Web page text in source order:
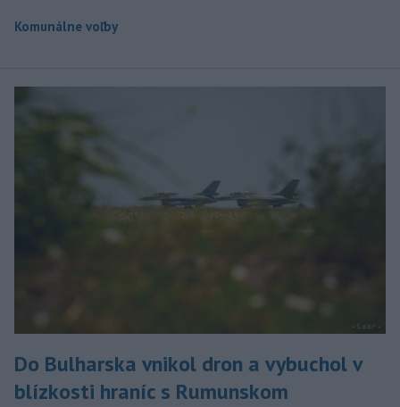
Komunálne voľby
Do Bulharska vnikol dron a vybuchol v
blízkosti hraníc s Rumunskom